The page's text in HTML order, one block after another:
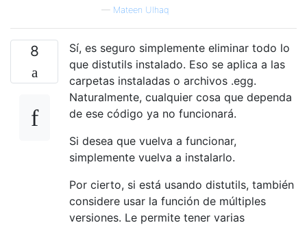
— Mateen Ulhaq
8
Sí, es seguro simplemente eliminar todo lo
que distutils instalado. Eso se aplica a las
carpetas instaladas o archivos .egg.
Naturalmente, cualquier cosa que dependa
de ese código ya no funcionará.
Si desea que vuelva a funcionar,
simplemente vuelva a instalarlo.
Por cierto, si está usando distutils, también
considere usar la función de múltiples
versiones. Le permite tener varias